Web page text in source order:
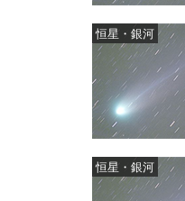
恒星・銀河
恒星・銀河